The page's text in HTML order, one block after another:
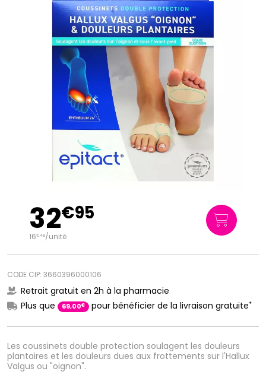
Les coussinets double protection soulagent les douleurs
plantaires et les douleurs dues aux frottements sur l'Hallux
Valgus ou "oignon".
32€95
16€48/unité
CODE CIP: 3660396000106
Retrait gratuit en 2h à la pharmacie
Plus que
69,00€ pour bénéficier de la livraison gratuite*